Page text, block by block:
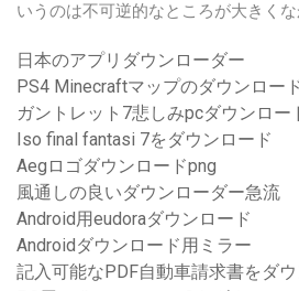
いうのは不可逆的なところが大きく
日本のアプリダウンローダー
PS4 Minecraftマップのダウンロー
ガントレット7悲しみpcダウンロー
Iso final fantasi 7をダウンロード
Aegロゴダウンロードpng
風通しの良いダウンローダー急流
Android用eudoraダウンロード
Androidダウンロード用ミラー
記入可能なPDF自動車請求書をダ